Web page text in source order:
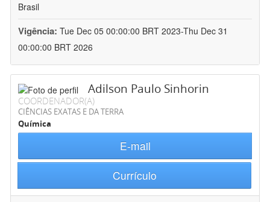
Brasil
Vigência: Tue Dec 05 00:00:00 BRT 2023-Thu Dec 31
00:00:00 BRT 2026
Adilson Paulo Sinhorin
COORDENADOR(A)
CIÊNCIAS EXATAS E DA TERRA
Química
E-mail
Currículo